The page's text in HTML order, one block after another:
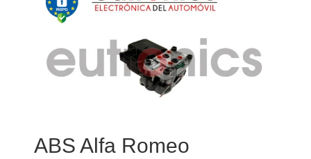
ABS Alfa Romeo